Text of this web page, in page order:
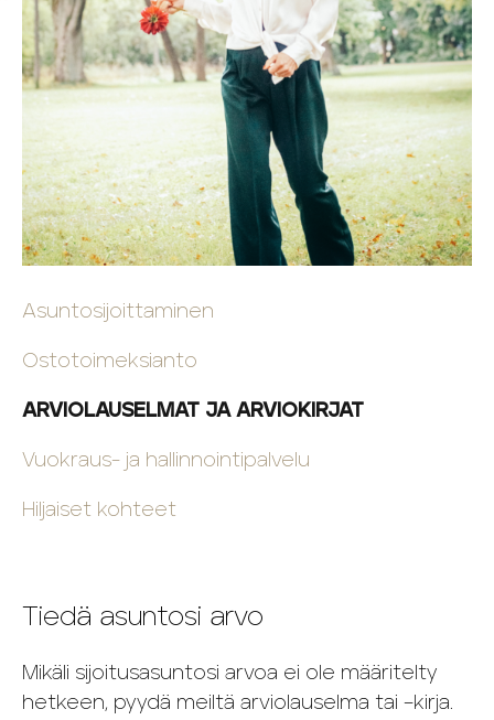
Asuntosijoittaminen
Ostotoimeksianto
ARVIOLAUSELMAT JA ARVIOKIRJAT
Vuokraus- ja hallinnointipalvelu
Hiljaiset kohteet
Tiedä asuntosi arvo
Mikäli sijoitusasuntosi arvoa ei ole määritelty
hetkeen, pyydä meiltä arviolauselma tai –kirja.